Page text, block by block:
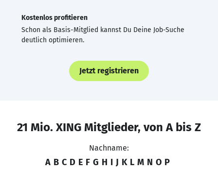
Kostenlos profitieren
Schon als Basis-Mitglied kannst Du Deine Job-Suche
deutlich optimieren.
Jetzt registrieren
21 Mio. XING Mitglieder, von A bis Z
Nachname:
A B C D E F G H I J K L M N O P